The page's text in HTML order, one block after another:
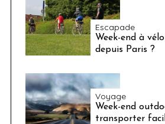
Escapade
Week-end à
depuis Paris ?
Voyage
Week-end
transporter